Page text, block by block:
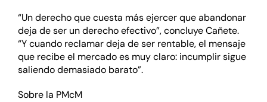
“Un derecho que cuesta más ejercer que abandonar
deja de ser un derecho efectivo”, concluye Cañete.
“Y cuando reclamar deja de ser rentable, el mensaje
que recibe el mercado es muy claro: incumplir sigue
saliendo demasiado barato”.
Sobre la PMcM